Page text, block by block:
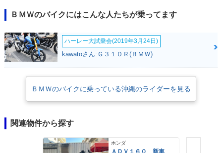
量は、853ccで共通。これは、2008年にF800GSと同時発表された
F650GS（2気筒）が、F800GSと同じ798ccエンジンだったのと同じ。一
般に、車名の数字は排気量が反映されていることが多いため、F850GSと
F750GSは異なる排気量のエンジンを搭載するものだと誤解されることが
あった。F850GS及びF750GSは、前身モデルと同じ「並列2気筒」のシリ
ンダーレイアウトは取ったものの、そのクランク位相は270度の不等間隔
異は、ドライブチェーンが車体の反対側（左側）に移ったこと。スタビリ
ティコントロールやABSも装備された。オプションで、6.5インチのTFT
市場では、2018年11月から販売された。2018年のEICMA（ミラノショ
ー）では、派生モデルとしてF850GSアドベンチャーが発表された。2020
年7月に発表された2021年モデルでのマイナーチェンジでは、LEDウイン
カーも標準装備。メーター右側にUSBソケットも備えられた。※日本向け
ＢＭＷのバイクにはこんな人たちが乗ってます
ハーレー大試乗会(2019年3月24日)
kawatoさん:Ｇ３１０Ｒ(ＢＭＷ)
ＢＭＷのバイクに乗っている沖縄のライダーを見る
関連物件から探す
ホンダ
ＡＤＶ１６０ 新車